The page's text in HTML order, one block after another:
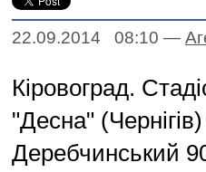
22.09.2014 08:10 —
Кіровоград.
"Десна"
Деребчинський